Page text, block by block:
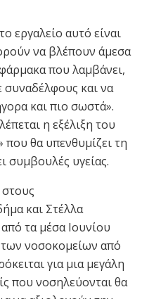
εργαλείο αυτό είναι
να βλέπουν άμεσα
που λαμβάνει,
συναδέλφους και να
και πιο σωστά».
η εξέλιξη του
θα υπενθυμίζει τη
συμβουλές υγείας.
και Στέλλα
τα μέσα Ιουνίου
των νοσοκομείων από
για μια μεγάλη
που νοσηλεύονται θα